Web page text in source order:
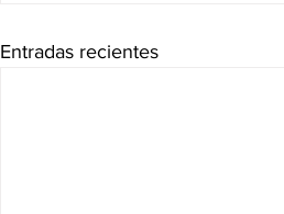
Entradas recientes